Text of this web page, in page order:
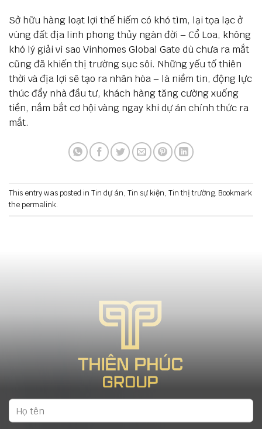
Sở hữu hàng loạt lợi thế hiếm có khó tìm, lại tọa lạc ở
vùng đất địa linh phong thủy ngàn đời – Cổ Loa, không
khó lý giải vì sao Vinhomes Global Gate dù chưa ra mắt
cũng đã khiến thị trường sục sôi. Những yếu tố thiên
thời và địa lợi sẽ tạo ra nhân hòa – là niềm tin, động lực
thúc đẩy nhà đầu tư, khách hàng tăng cường xuống
tiền, nắm bắt cơ hội vàng ngay khi dự án chính thức ra
mắt.
This entry was posted in Tin dự án, Tin sự kiện, Tin thị trường. Bookmark
the permalink.